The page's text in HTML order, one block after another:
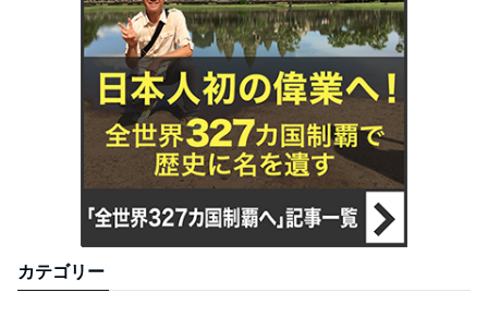
カテゴリー